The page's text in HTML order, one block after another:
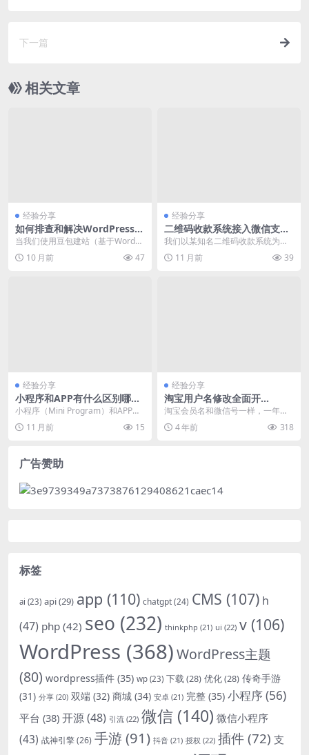
下一篇
相关文章
经验分享
如何排查和解决WordPress网
站使用豆包建站后出现的白屏
问题
当我们使用豆包建站（基于WordPr
ess）搭建网站时，偶尔会遇到白屏
问题，这通...
10 月前 47
经验分享
二维码收款系统接入微信支付
API配置详解及常见问题排查
我们以某知名二维码收款系统为
例，详细说明其接入微信支付api的
配置流程，并针对开...
11 月前 39
经验分享
小程序和APP有什么区别哪个
更好
小程序（Mini Program）和APP
（应用程序）是移动设备上两种常
见的应用...
11 月前 15
经验分享
淘宝用户名修改全面开
放！！！告别非主流
淘宝会员名和微信号一样，一年只
能修改一次！ 支持中英文、数字、
下划线组合格式。 ...
4 年前 318
广告赞助
标签
ai (23) api(29) app (110) chatgpt(24) CMS (107) h
(47) php (42) seo (232) thinkphp (21) ui (22) v (106)
WordPress (368)WordPress主题
(80) wordpress插件 (35) wp (23) 下载(28) 优化(28) 传奇手游
(31) 分享 (20) 双端 (32) 商城 (34) 安卓 (21) 完整 (35) 小程序(56)
平台 (38) 开源(48) 引流 (22) 微信 (140) 微信小程序
(43) 战神引擎(26) 手游(91) 抖音 (21) 授权 (22) 插件 (72) 支